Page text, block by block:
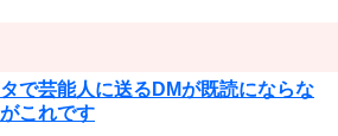
で芸能人に送るDMが既読にならな
これです